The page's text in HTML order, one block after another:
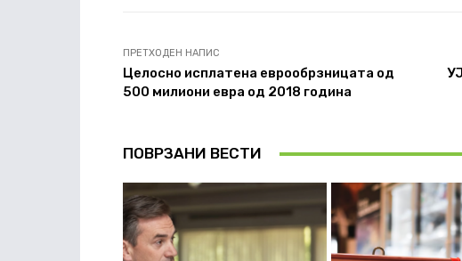
ПРЕТХОДЕН НАПИС
Целосно исплатена еврообрзницата од
500 милиони евра од 2018 година
ПОВРЗАНИ ВЕСТИ